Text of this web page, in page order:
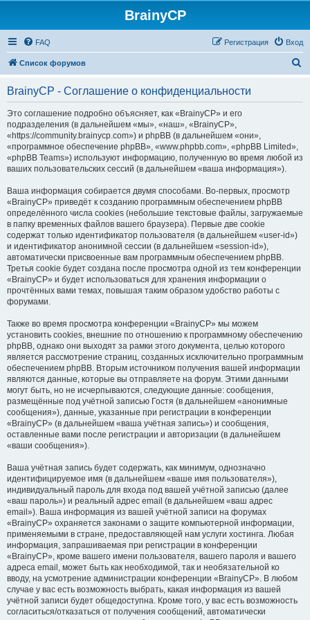
BrainyCP
FAQ Вход
Регистрация
Список форумов
BrainyCP - Соглашение о конфиденциальности
Это соглашение подробно объясняет, как «BrainyCP» и его
подразделения (в дальнейшем «мы», «наш», «BrainyCP»,
«https://community.brainycp.com») и phpBB (в дальнейшем «они»,
«программное обеспечение phpBB», «www.phpbb.com», «phpBB Limited»,
«phpBB Teams») используют информацию, полученную во время любой из
ваших пользовательских сессий (в дальнейшем «ваша информация»).
Ваша информация собирается двумя способами. Во-первых, просмотр
«BrainyCP» приведёт к созданию программным обеспечением phpBB
определённого числа cookies (небольшие текстовые файлы, загружаемые
в папку временных файлов вашего браузера). Первые две cookie
содержат только идентификатор пользователя (в дальнейшем «user-id»)
и идентификатор анонимной сессии (в дальнейшем «session-id»),
автоматически присвоенные вам программным обеспечением phpBB.
Третья cookie будет создана после просмотра одной из тем конференции
«BrainyCP» и будет использоваться для хранения информации о
прочтённых вами темах, повышая таким образом удобство работы с
форумами.
Также во время просмотра конференции «BrainyCP» мы можем
установить cookies, внешние по отношению к программному обеспечению
phpBB, однако они выходят за рамки этого документа, целью которого
является рассмотрение страниц, созданных исключительно программным
обеспечением phpBB. Вторым источником получения вашей информации
являются данные, которые вы отправляете на форум. Этими данными
могут быть, но не исчерпываются, следующие данные: сообщения,
размещённые под учётной записью Гостя (в дальнейшем «анонимные
сообщения»), данные, указанные при регистрации в конференции
«BrainyCP» (в дальнейшем «ваша учётная запись») и сообщения,
оставленные вами после регистрации и авторизации (в дальнейшем
«ваши сообщения»).
Ваша учётная запись будет содержать, как минимум, однозначно
идентифицируемое имя (в дальнейшем «ваше имя пользователя»),
индивидуальный пароль для входа под вашей учётной записью (далее
«ваш пароль») и реальный адрес email (в дальнейшем «ваш адрес
email»). Ваша информация из вашей учётной записи на форумах
«BrainyCP» охраняется законами о защите компьютерной информации,
применяемыми в стране, предоставляющей нам услуги хостинга. Любая
информация, запрашиваемая при регистрации в конференции
«BrainyCP», кроме вашего имени пользователя, вашего пароля и вашего
адреса email, может быть как необходимой, так и необязательной ко
вводу, на усмотрение администрации конференции «BrainyCP». В любом
случае у вас есть возможность выбрать, какая информация из вашей
учётной записи будет общедоступна. Кроме того, у вас есть возможность
согласиться/отказаться от получения сообщений, автоматически